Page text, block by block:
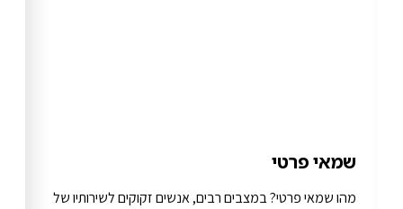
שמאי פרטי
מהו שמאי פרטי? במצבים רבים, אנשים זקוקים לשירותיו של